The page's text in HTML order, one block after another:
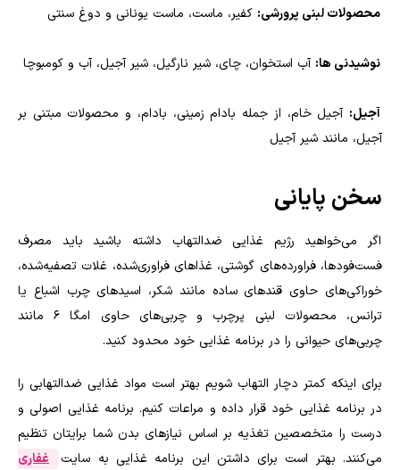
محصولات لبنی پرورشی: کفیر، ماست، ماست یونانی و دوغ سنتی
نوشیدنی ها: آب استخوان، چای، شیر نارگیل، شیر آجیل، آب و کومبوچا
آجیل: آجیل خام، از جمله بادام زمینی، بادام، و محصولات مبتنی بر
آجیل، مانند شیر آجیل
سخن پایانی
اگر می‌خواهید رژیم غذایی ضدالتهاب داشته باشید باید مصرف
فست‌فودها، فراورده‌های گوشتی، غذاهای فراوری‌شده، غلات تصفیه‌شده،
خوراکی‌های حاوی قندهای ساده مانند شکر، اسیدهای چرب اشباع یا
ترانس، محصولات لبنی پرچرب و چربی‌های حاوی امگا 6 مانند
چربی‌های حیوانی را در برنامه غذایی خود محدود کنید.
برای اینکه کمتر دچار التهاب شویم بهتر است مواد غذایی ضدالتهابی را
در برنامه غذایی خود قرار داده و مراعات کنیم. برنامه غذایی اصولی و
درست را متخصصین تغذیه بر اساس نیازهای بدن شما برایتان تنظیم
می‌کنند. بهتر است برای داشتن این برنامه غذایی به سایت
غفاری